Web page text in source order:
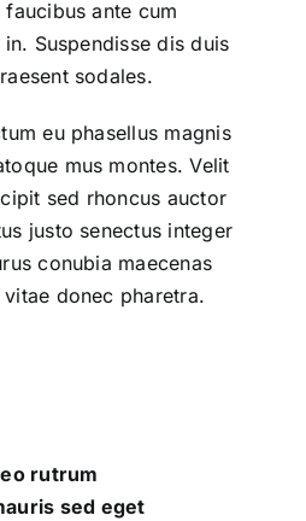
ante cum
Suspendisse dis duis
sodales.
eu phasellus magnis
mus montes. Velit
sed rhoncus auctor
justo senectus integer
conubia maecenas
donec pharetra.
rutrum
sed eget